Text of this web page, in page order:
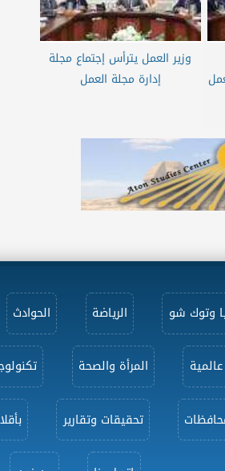
وزير العمل يترأس إجتماع مجلة
إدارة مجلة العمل
وتوك شو الرياضة الحوادث
عالمية المرأة والصحة
تحقيقات وتقارير